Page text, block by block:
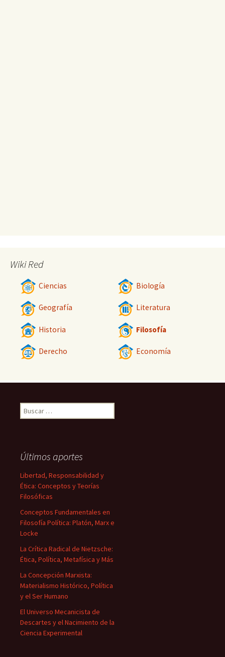
Wiki Red
Ciencias Biología
Geografía Literatura
Historia Filosofía
Derecho Economía
Buscar:
Últimos aportes
Libertad, Responsabilidad y
Ética: Conceptos y Teorías
Filosóficas
Conceptos Fundamentales en
Filosofía Política: Platón, Marx e
Locke
La Crítica Radical de Nietzsche:
Ética, Política, Metafísica y Más
La Concepción Marxista:
Materialismo Histórico, Política
y el Ser Humano
El Universo Mecanicista de
Descartes y el Nacimiento de la
Ciencia Experimental